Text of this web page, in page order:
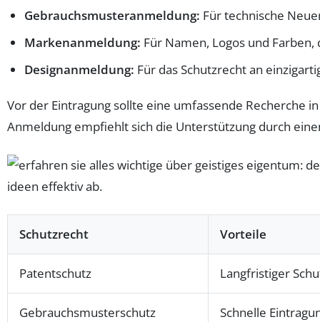
Gebrauchsmusteranmeldung: Für technische
Markenanmeldung: Für Namen, Logos und
Designanmeldung: Für das Schutzrecht an
Vor der Eintragung sollte eine umfassende Recherche
Anmeldung empfiehlt sich die Unterstützung durch
Schutzrecht Vorteile
Patentschutz Langfristiger
Gebrauchsmusterschutz Schnelle